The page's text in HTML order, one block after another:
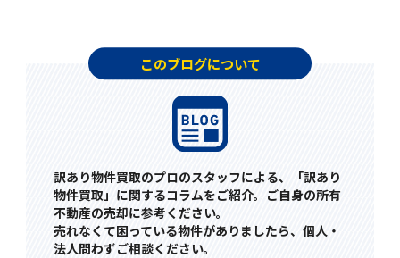
このブログについて
訳あり物件買取のプロのスタッフによる、「訳あり
物件買取」に関するコラムをご紹介。ご自身の所有
不動産の売却に参考ください。
売れなくて困っている物件がありましたら、個人・
法人問わずご相談ください。